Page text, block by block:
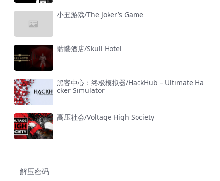
小丑游戏/The Joker’s Game
骷髅酒店/Skull Hotel
黑客中心：终极模拟器/HackHub – Ultimate Ha
cker Simulator
高压社会/Voltage High Society
解压密码